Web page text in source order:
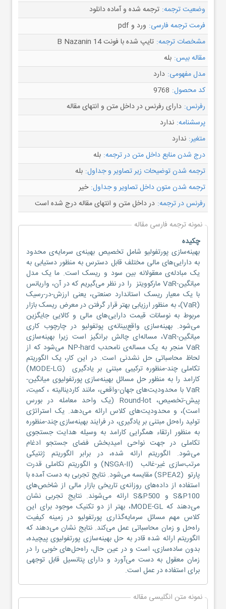
وضعیت ترجمه: ترجمه شده و آماده دانلود
فرمت ترجمه فارسی: ورد و pdf
مشخصات ترجمه: تایپ شده با فونت B Nazanin 14
مقاله بیس: بله
مدل مفهومی: دارد
کد محصول: 9768
رفرنس: دارای رفرنس در داخل متن و انتهای مقاله
پرسشنامه: ندارد
متغیر: ندارد
درج شدن منابع داخل متن در ترجمه: بله
ترجمه شدن توضیحات زیر تصاویر و جداول: بله
ترجمه شدن متون داخل تصاویر و جداول: خیر
رفرنس در ترجمه: در داخل متن و انتهای مقاله درج شده است
نمونه ترجمه فارسی مقاله
چکیده
بهینه‌سازی پورتفولیو شامل تخصیص بهینه‌ی سرمایه‌ی محدود
به دارایی‌های مالی مختلف قابل دسترس به منظور دستیابی به
یک مبادله‌ی معقولانه بین سود و ریسک است. ما یک مدل
میانگین-VaR مارکوویتز را در نظر می‌گیریم که در آن، واریانس
با یک معیار ریسک استاندارد صنعتی، یعنی ارزش-در-رسیک
(VaR)، به منظور ارزیابی بهتر قرار گرفتن در معرض ریسک بازار
مربوط به نوسانات قیمت دارایی‌های مالی و کالایی جایگزین
می‌شود. بهینه‌سازی واقع‌بینانه‌ی پوتفولیو در چارچوب کاری
میانگین-VaR، مساله‌ای چالش برانگیز است زیرا بهینه‌سازی
VaR منجر به یک مساله‌ی نامحدب NP-hard می‌شود که از
لحاظ محاسباتی حل نشدنی است. در این کار، یک الگوریتم
تکاملی چند-منظوره ترکیبی مبتنی بر یادگیری (MODE-LG)
کارامد را به منظور حل مسائل بهینه‌سازی پورتفولیوی میانگین-
VaR با محدودیت‌های جهان-واقعی، مانند کاردینالیته ، کمیت،
پیش-تخصیص، Round-lot (یک واحد معامله در بورس
است)، و محدودیت‌های کلاس ارائه می‌دهد. یک استراتژی
تولید راه‌حل مبتنی بر یادگیری، در فرایند بهینه‌سازی چند-منظوره
به منظور ارتقاء همگرایی کارامد به وسیله هدایت جستجوی
تکاملی در جهت نواحی امیدبخش فضای جستجو ادغام
می‌شود. الگوریتم ارائه شده، در برابر الگوریتم ژنتیکی
مرتب‌سازی غیر-غالب (NSGA-II) و الگوریتم تکاملی قدرت
پارتو (SPEA2) مقایسه می‌شود. نتایج تجربی به دست آمده با
استفاده از داده‌های روزانه‌ی تاریخی بازار مالی از شاخص‌های
S&P100 و S&P500 ارائه می‌شوند. نتایج تجربی نشان
می‌دهند که MODE-GL، بهتر از دو تکنیک موجود برای این
کلاس مهم مسائل سرمایه‌گذاری پورتفولیو در زمینه کیفیت
راه‌حل و زمان محاسباتی عمل می‌کند. نتایج نشان می‌دهند که
الگوریتم ارائه شده قادر به حل بهینه‌سازی پورتفولیوی پیچیده،
بدون ساده‌سازی، است و در عین حال، راه‌حل‌های خوبی را در
زمان معقول به دست می‌آورد و دارای پتانسیل قابل توجهی
برای استفاده در عمل است.
نمونه متن انگلیسی مقاله